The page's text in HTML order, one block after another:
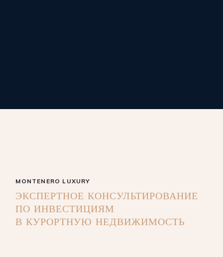
MONTENERO LUXURY
ЭКСПЕРТНОЕ КОНСУЛЬТИРОВАНИЕ
ПО ИНВЕСТИЦИЯМ
В КУРОРТНУЮ НЕДВИЖИМОСТЬ